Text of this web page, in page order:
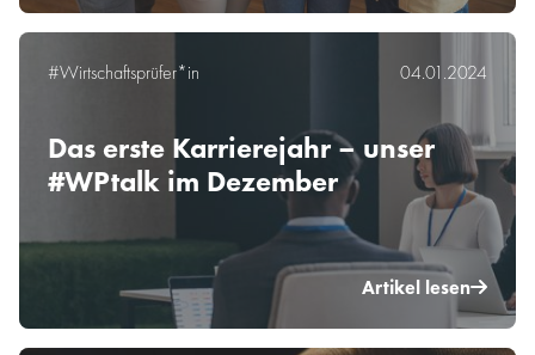
#Wirtschaftsprüfer*in 04.01.2024
Das erste Karrierejahr – unser
#WPtalk im Dezember
Artikel lesen